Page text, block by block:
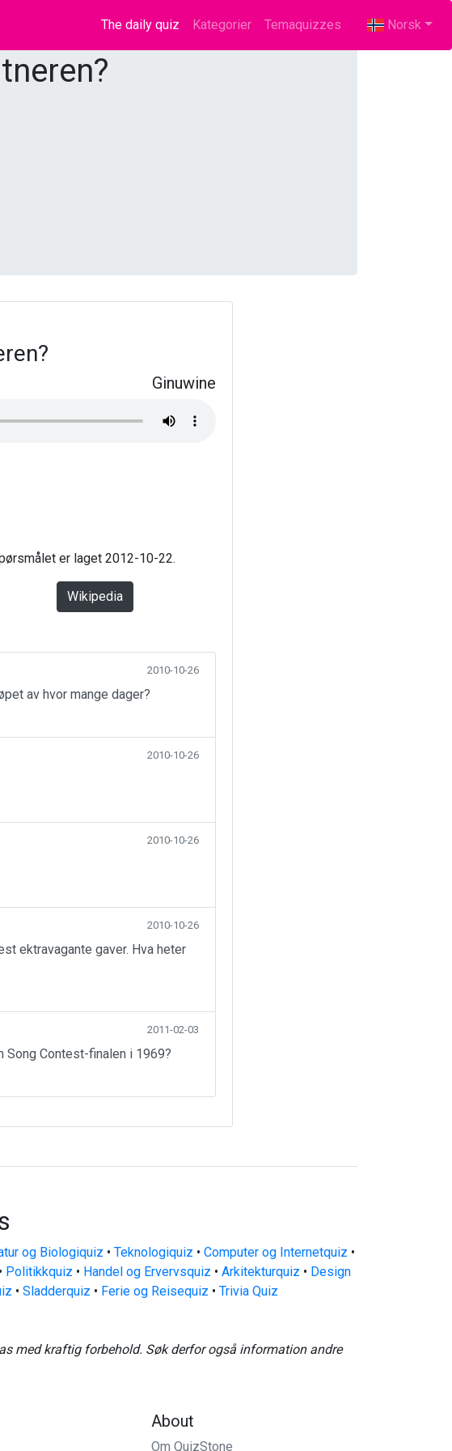
The daily quiz (current)
Kategorier Temaquizzes Norsk
Ginuwine
er laget 2012-10-22.
Wikipedia
2010-10-26
av hvor mange dager?
2010-10-26
2010-10-26
2010-10-26
ektravagante gaver. Hva heter
2011-02-03
Song Contest-finalen i 1969?
og Biologiquiz • Teknologiquiz • Computer og Internetquiz •
• Politikkquiz • Handel og Ervervsquiz • Arkitekturquiz • Design
• Sladderquiz • Ferie og Reisequiz • Trivia Quiz
med kraftig forbehold. Søk derfor også information andre
About
Om QuizStone